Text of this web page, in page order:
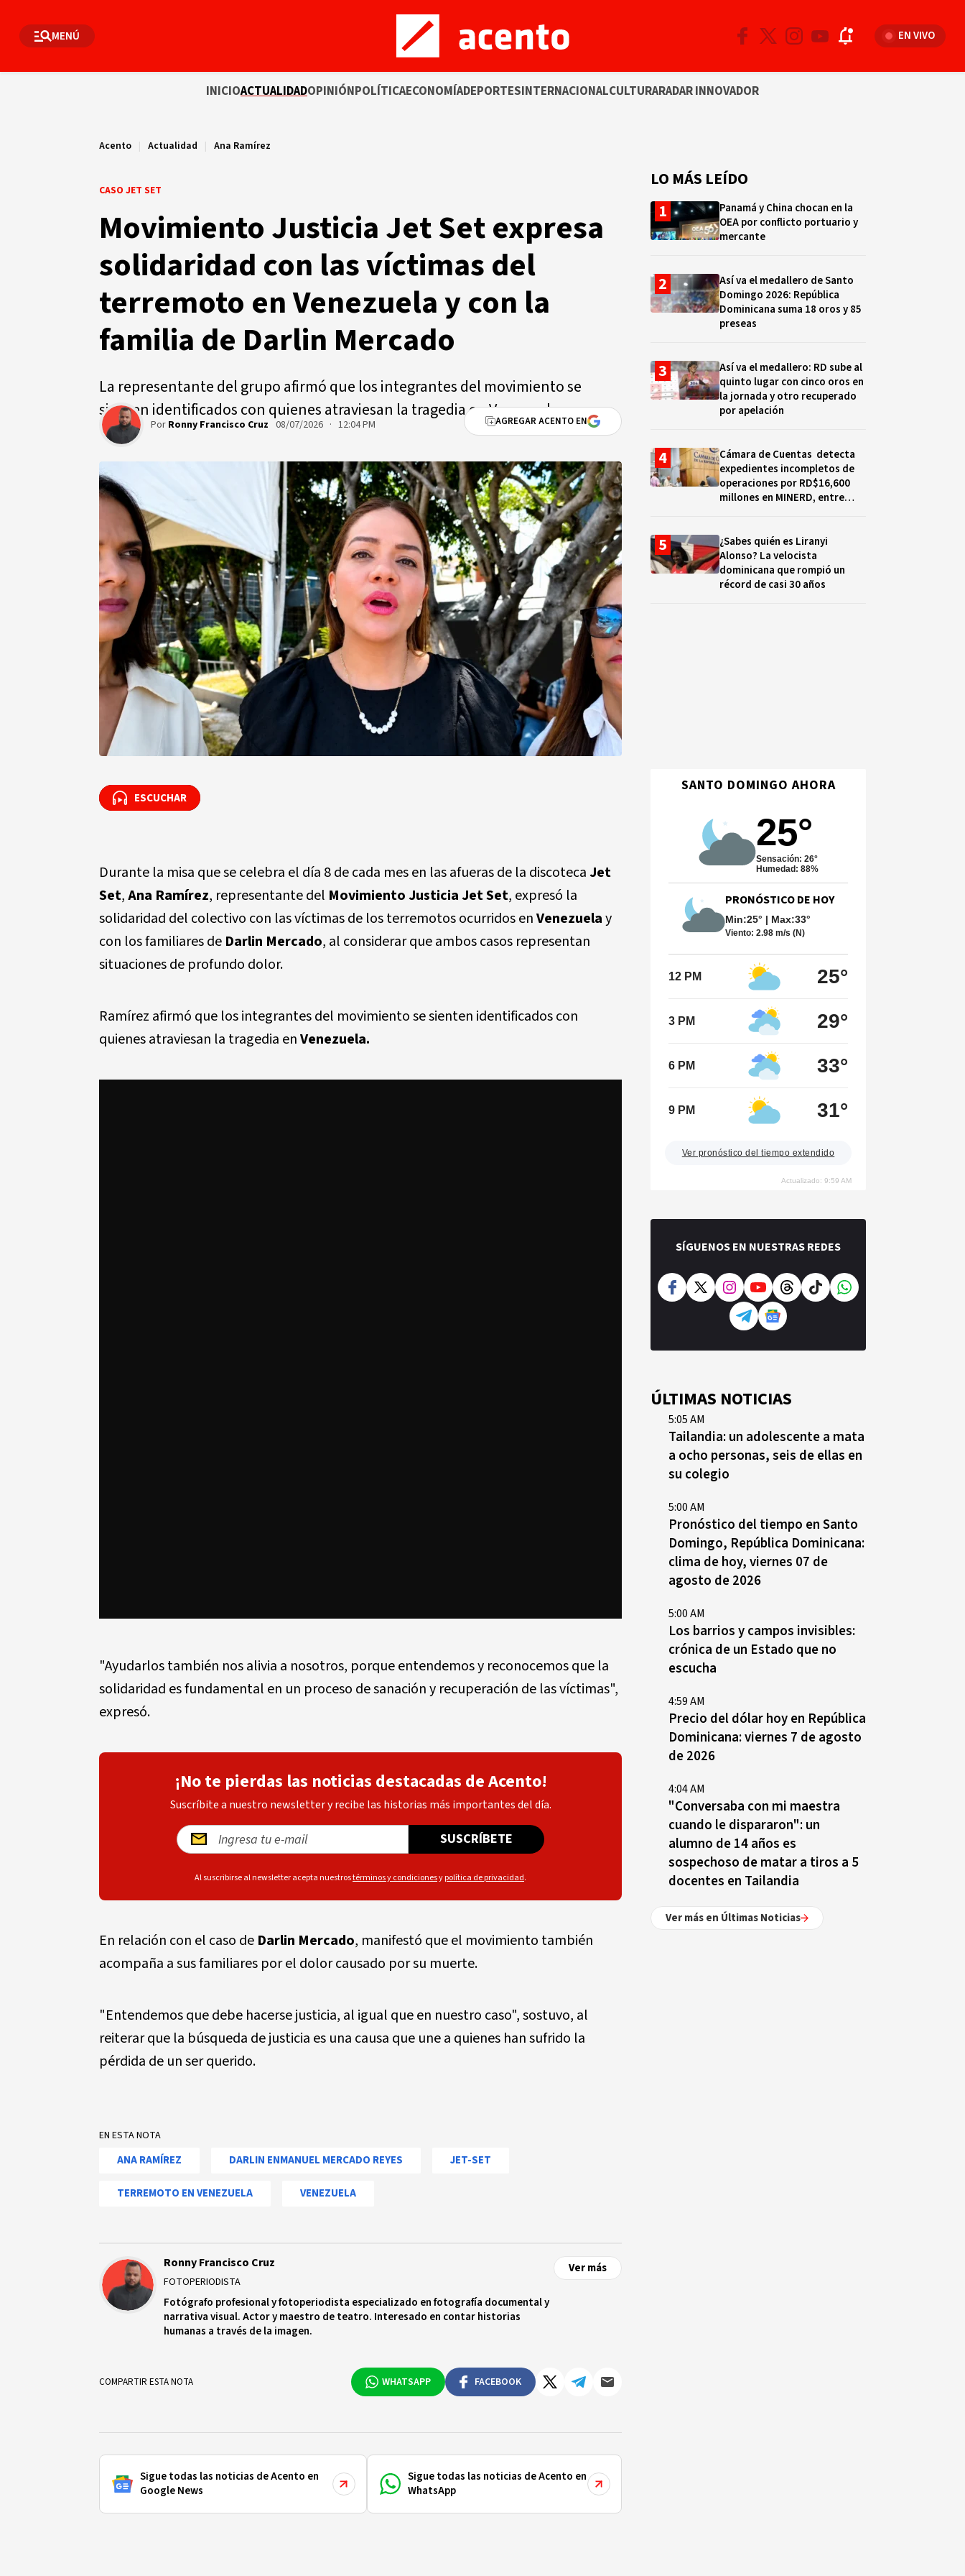
MENÚ EN VIVO
INICIOACTUALIDADOPINIÓNPOLÍTICAECONOMÍADEPORTESINTERNACIONALCULTURARADAR INNOVADOR
Acento | Actualidad | Ana Ramírez
CASO JET SET
Movimiento Justicia Jet Set expresa
solidaridad con las víctimas del
terremoto en Venezuela y con la
familia de Darlin Mercado
La representante del grupo afirmó que los integrantes del movimiento se
sienten identificados con quienes atraviesan la tragedia en Venezuela.
Por Ronny Francisco Cruz 08/07/2026 · 12:04 PM AGREGAR ACENTO EN
ESCUCHAR
ESCUCHAR
Durante la misa que se celebra el día 8 de cada mes en las afueras de la discotecaJet
Set,Ana Ramírez, representante del Movimiento Justicia Jet Set, expresó la
solidaridad del colectivo con las víctimas de los terremotos ocurridos enVenezuelay
con los familiares de Darlin Mercado, al considerar que ambos casos representan
situaciones de profundo dolor.
Ramírez afirmó que los integrantes del movimiento se sienten identificados con
quienes atraviesan la tragedia enVenezuela.
"Ayudarlos también nos alivia a nosotros, porque entendemos y reconocemos que la
solidaridad es fundamental en un proceso de sanación y recuperación de las víctimas",
expresó.
¡No te pierdas las noticias destacadas de Acento!
Suscríbite a nuestro newsletter y recibe las historias más importantes del día.
SUSCRÍBETE
Al suscribirse al newsletter acepta nuestrostérminos y condicionesypolítica de privacidad.
En relación con el caso de Darlin Mercado, manifestó que el movimiento también
acompaña a sus familiares por el dolor causado por su muerte.
"Entendemos que debe hacerse justicia, al igual que en nuestro caso", sostuvo, al
reiterar que la búsqueda de justicia es una causa que une a quienes han sufrido la
pérdida de un ser querido.
EN ESTA NOTA
ANA RAMÍREZ DARLIN ENMANUEL MERCADO REYES JET-SET
TERREMOTO EN VENEZUELA VENEZUELA
Ronny Francisco Cruz
FOTOPERIODISTA
Fotógrafo profesional y fotoperiodista especializado en fotografía documental y
narrativa visual. Actor y maestro de teatro. Interesado en contar historias
humanas a través de la imagen.
Ver más
COMPARTIR ESTA NOTA WHATSAPP FACEBOOK
Sigue todas las noticias de Acento en
Google News
Sigue todas las noticias de Acento en
WhatsApp
LO MÁS LEÍDO
Panamá y China chocan en la
OEA por conflicto portuario y
mercante
Así va el medallero de Santo
Domingo 2026: República
Dominicana suma 18 oros y 85
preseas
Así va el medallero: RD sube al
quinto lugar con cinco oros en
la jornada y otro recuperado
por apelación
Cámara de Cuentas detecta
expedientes incompletos de
operaciones por RD$16,600
millones en MINERD, entre
¿Sabes quién es Liranyi
Alonso? La velocista
dominicana que rompió un
récord de casi 30 años
SANTO DOMINGO AHORA
25°
Sensación: 26°
Humedad: 88%
PRONÓSTICO DE HOY
Min:25° | Max:33°
Viento: 2.98 m/s (N)
12 PM 25°
3 PM 29°
6 PM 33°
9 PM 31°
Ver pronóstico del tiempo extendido
Actualizado: 9:59 AM
SÍGUENOS EN NUESTRAS REDES
ÚLTIMAS NOTICIAS
5:05 AM
Tailandia: un adolescente a mata
a ocho personas, seis de ellas en
su colegio
5:00 AM
Pronóstico del tiempo en Santo
Domingo, República Dominicana:
clima de hoy, viernes 07 de
agosto de 2026
5:00 AM
Los barrios y campos invisibles:
crónica de un Estado que no
escucha
4:59 AM
Precio del dólar hoy en República
Dominicana: viernes 7 de agosto
de 2026
4:04 AM
"Conversaba con mi maestra
cuando le dispararon": un
alumno de 14 años es
sospechoso de matar a tiros a 5
docentes en Tailandia
Ver más en Últimas Noticias